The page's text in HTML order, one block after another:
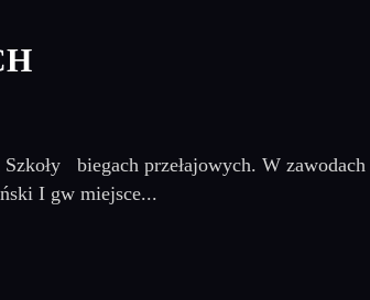
biegach przełajowych. W zawodach
I gw miejsce...